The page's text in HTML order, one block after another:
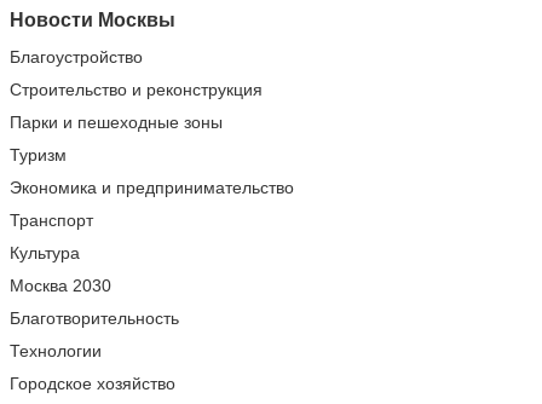
Новости Москвы
Благоустройство
Строительство и реконструкция
Парки и пешеходные зоны
Туризм
Экономика и предпринимательство
Транспорт
Культура
Москва 2030
Благотворительность
Технологии
Городское хозяйство